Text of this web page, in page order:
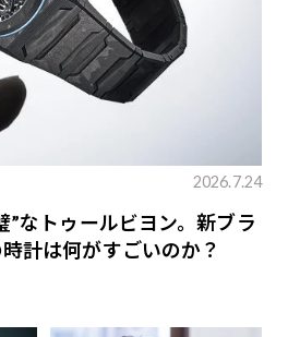
2026.7.24
”なトゥールビヨン。新ブラ
計は何がすごいのか？